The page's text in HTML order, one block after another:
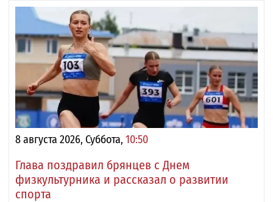
8 августа 2026, Суббота, 10:50
Глава поздравил брянцев с Днем
физкультурника и рассказал о развитии
спорта